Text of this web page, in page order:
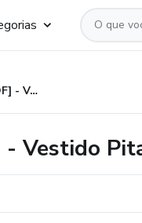
✨[Molde em PDF] - Vestido Pitanga ID 4255206
- Vestido